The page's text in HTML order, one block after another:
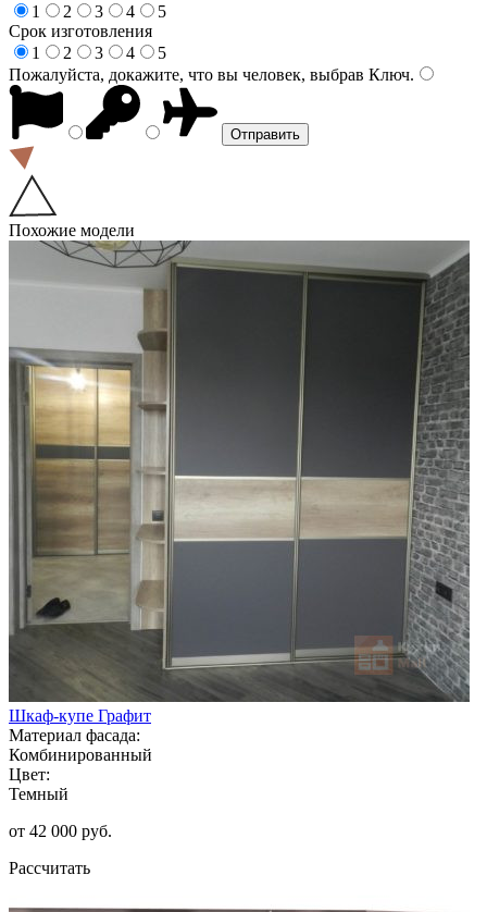
1
2 3 4
5
Срок изготовления
1
2 3 4
5
Пожалуйста, докажите, что вы человек, выбрав Ключ.
Похожие модели
Шкаф-купе Графит
Материал фасада:
Комбинированный
Цвет:
Темный
от 42 000 руб.
Рассчитать